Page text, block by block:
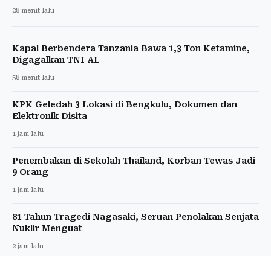
28 menit lalu
Kapal Berbendera Tanzania Bawa 1,3 Ton Ketamine,
Digagalkan TNI AL
58 menit lalu
KPK Geledah 3 Lokasi di Bengkulu, Dokumen dan
Elektronik Disita
1 jam lalu
Penembakan di Sekolah Thailand, Korban Tewas Jadi
9 Orang
1 jam lalu
81 Tahun Tragedi Nagasaki, Seruan Penolakan Senjata
Nuklir Menguat
2 jam lalu